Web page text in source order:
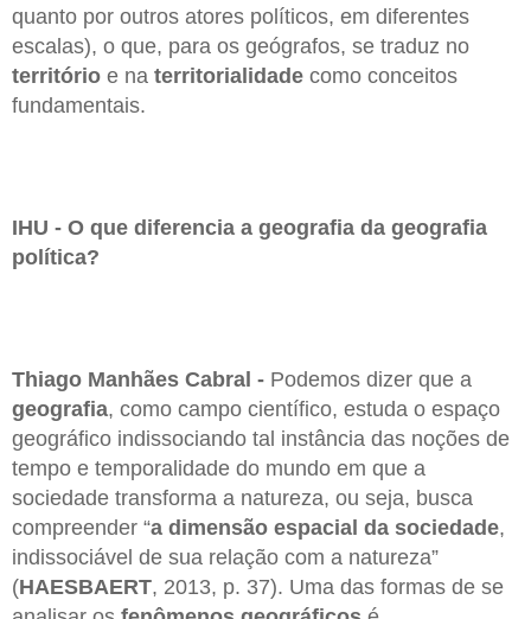
quanto por outros atores políticos, em diferentes
escalas), o que, para os geógrafos, se traduz no
território e na territorialidade como conceitos
fundamentais.
IHU - O que diferencia a geografia da geografia
política?
Thiago Manhães Cabral - Podemos dizer que a
geografia, como campo científico, estuda o espaço
geográfico indissociando tal instância das noções de
tempo e temporalidade do mundo em que a
sociedade transforma a natureza, ou seja, busca
compreender “a dimensão espacial da sociedade,
indissociável de sua relação com a natureza”
(HAESBAERT, 2013, p. 37). Uma das formas de se